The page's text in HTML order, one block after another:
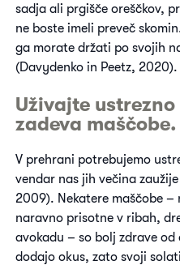
sadja ali prgišče oreščkov,
ne boste imeli preveč
ga morate držati po svojih
(Davydenko in Peetz, 2020).
Uživajte
zadeva maščobe.
V prehrani potrebujemo
vendar nas jih večina
2009). Nekatere maščobe
naravno prisotne v ribah,
avokadu – so bolj zdrave
dodajo okus, zato svoji